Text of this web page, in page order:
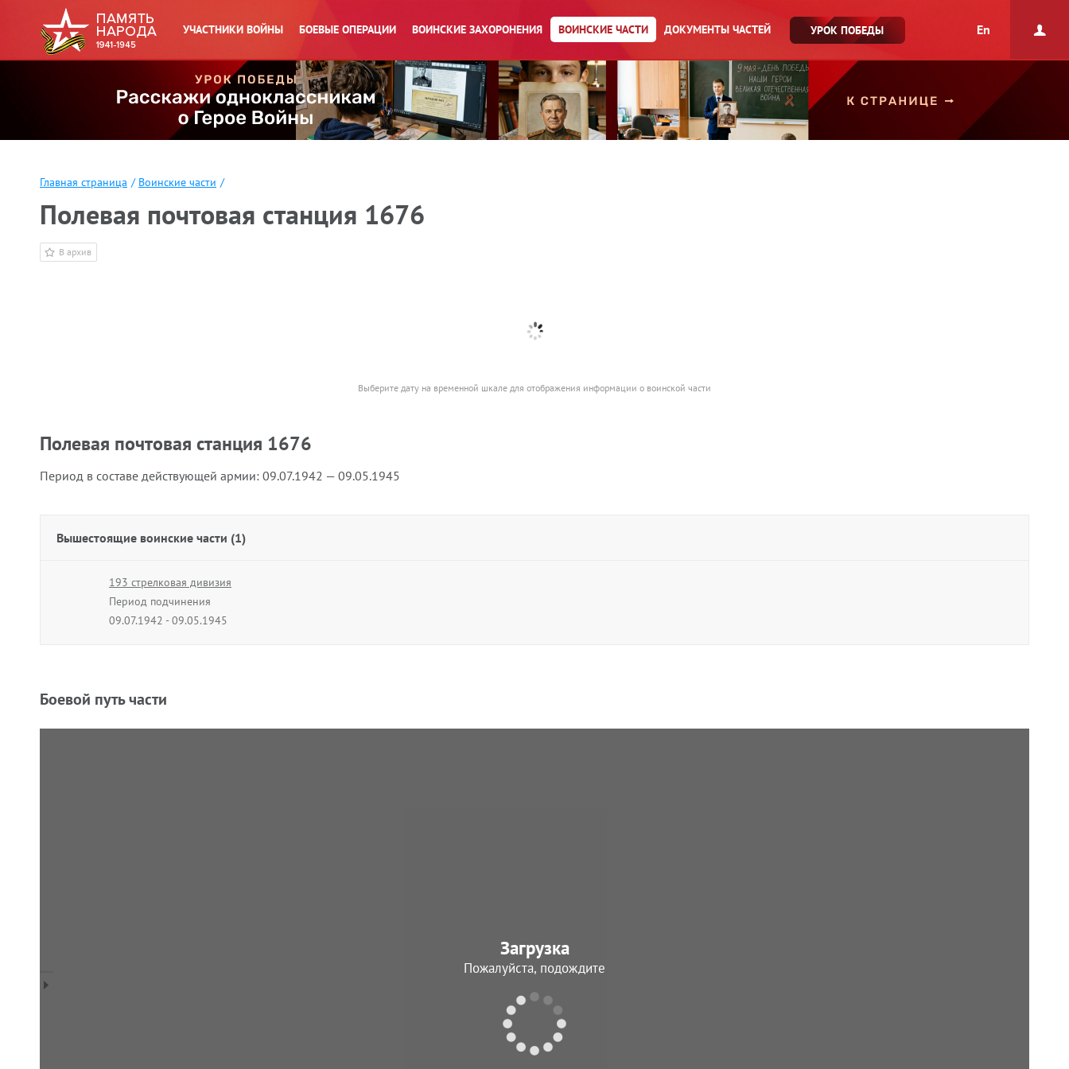
УЧАСТНИКИ ВОЙНЫ БОЕВЫЕ ОПЕРАЦИИ ВОИНСКИЕ ЗАХОРОНЕНИЯ ВОИНСКИЕ ЧАСТИ ДОКУМЕНТЫ ЧАСТЕЙ УРОК ПОБЕДЫ En
Главная страница / Воинские части /
Полевая почтовая станция 1676
В архив
Выберите дату на временной шкале для отображения информации о воинской части
Полевая почтовая станция 1676
Период в составе действующей армии: 09.07.1942 — 09.05.1945
Вышестоящие воинские части (1)
193 стрелковая дивизия
Период подчинения
09.07.1942 - 09.05.1945
Боевой путь части
Загрузка
Пожалуйста, подождите